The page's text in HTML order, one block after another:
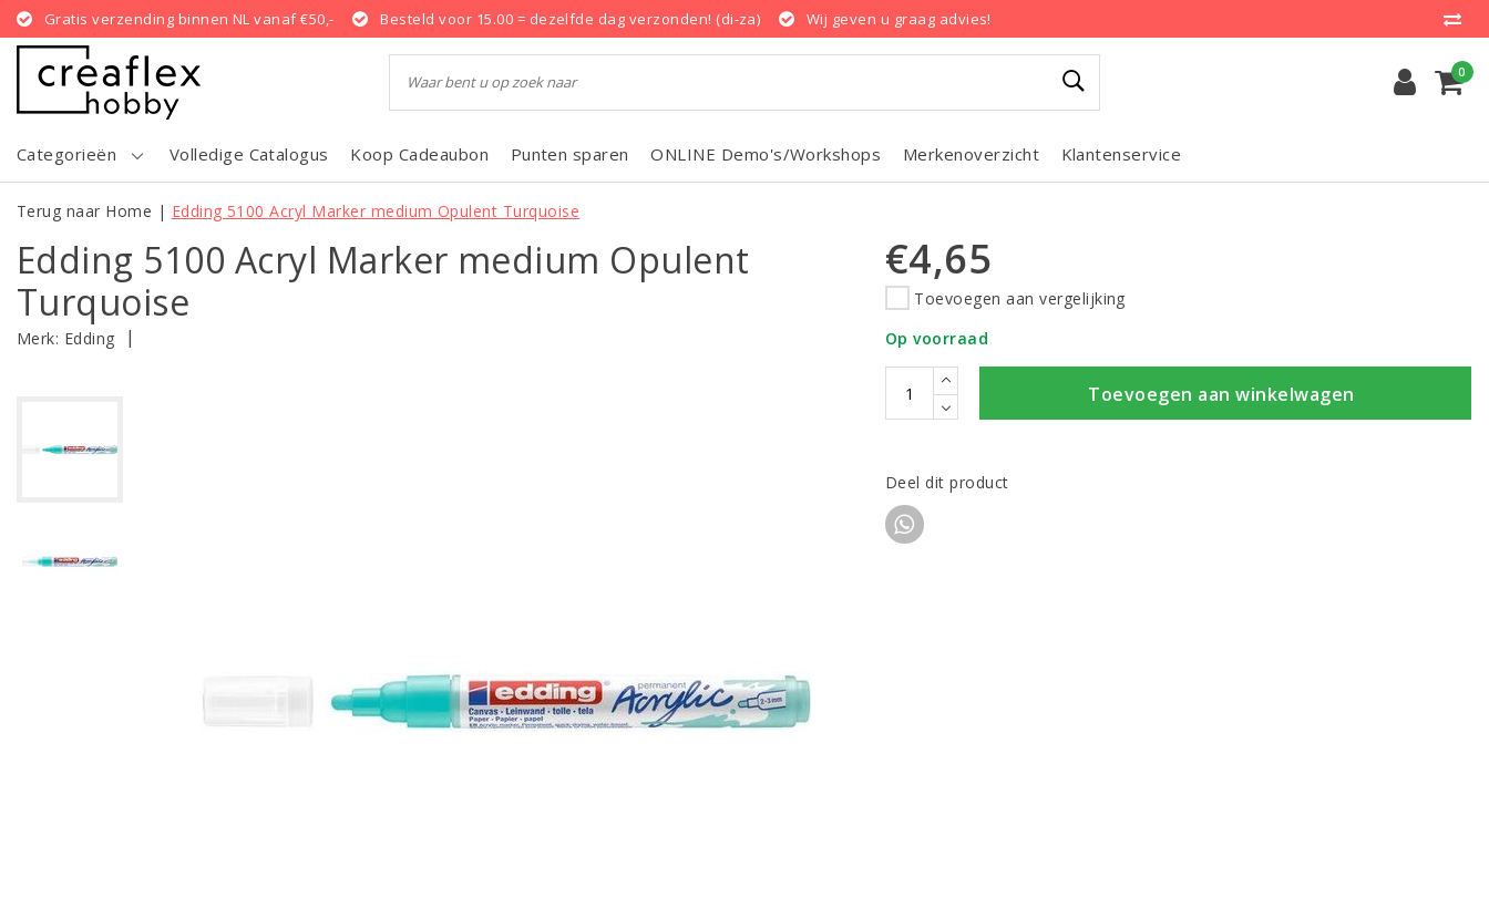
Gratis verzending binnen NL vanaf €50,- Besteld voor 15.00 = dezelfde dag verzonden! (di-za) Wij geven u graag advies!
0
Categorieën Volledige Catalogus Koop Cadeaubon Punten sparen ONLINE Demo's/Workshops Merkenoverzicht Klantenservice
Terug naar Home | Edding 5100 Acryl Marker medium Opulent Turquoise
Edding 5100 Acryl Marker medium Opulent
Turquoise
Merk: Edding |
€4,65
Toevoegen aan vergelijking
Op voorraad
Toevoegen aan winkelwagen
Deel dit product